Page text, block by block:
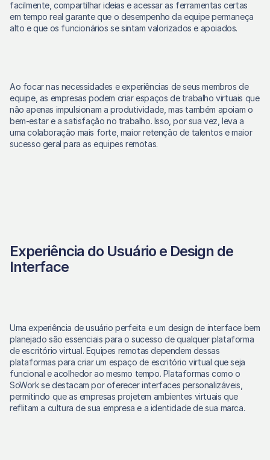
facilmente, compartilhar ideias e acessar as ferramentas certas
em tempo real garante que o desempenho da equipe permaneça
alto e que os funcionários se sintam valorizados e apoiados.
Ao focar nas necessidades e experiências de seus membros de
equipe, as empresas podem criar espaços de trabalho virtuais que
não apenas impulsionam a produtividade, mas também apoiam o
bem-estar e a satisfação no trabalho. Isso, por sua vez, leva a
uma colaboração mais forte, maior retenção de talentos e maior
sucesso geral para as equipes remotas.
Experiência do Usuário e Design de
Interface
Uma experiência de usuário perfeita e um design de interface bem
planejado são essenciais para o sucesso de qualquer plataforma
de escritório virtual. Equipes remotas dependem dessas
plataformas para criar um espaço de escritório virtual que seja
funcional e acolhedor ao mesmo tempo. Plataformas como o
SoWork se destacam por oferecer interfaces personalizáveis,
permitindo que as empresas projetem ambientes virtuais que
reflitam a cultura de sua empresa e a identidade de sua marca.